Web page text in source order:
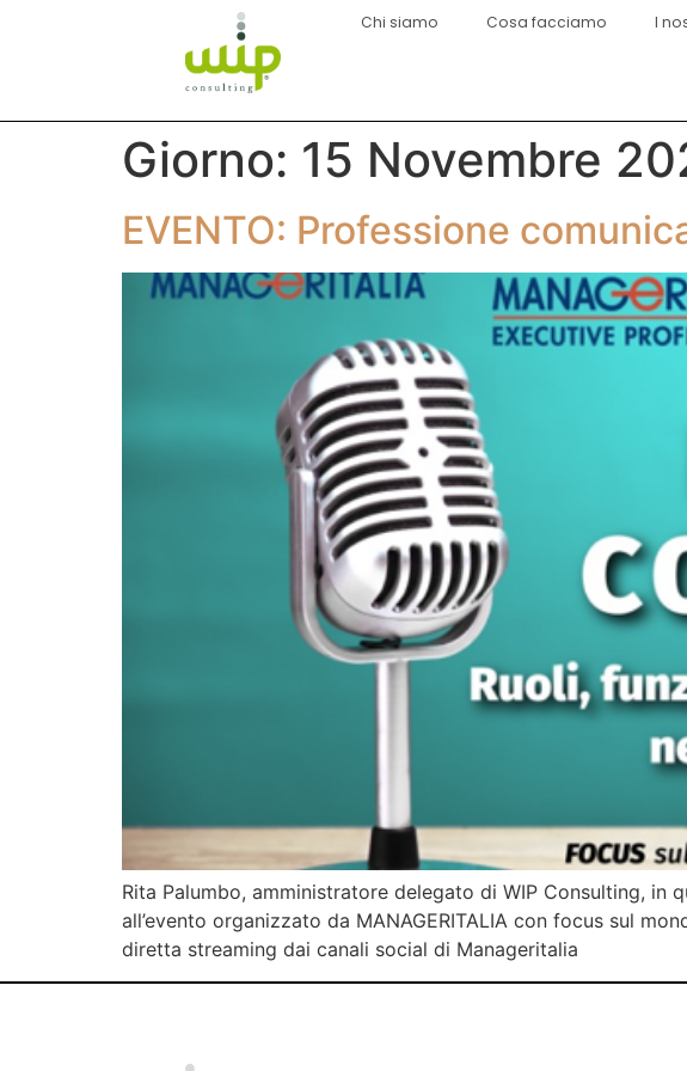
Chi siamo Cosa facciamo I
Giorno: 15 Novembre
EVENTO: Professione
Rita Palumbo, amministratore delegato di WIP Consulting,
all’evento organizzato da MANAGERITALIA con focus sul
diretta streaming dai canali social di Manageritalia